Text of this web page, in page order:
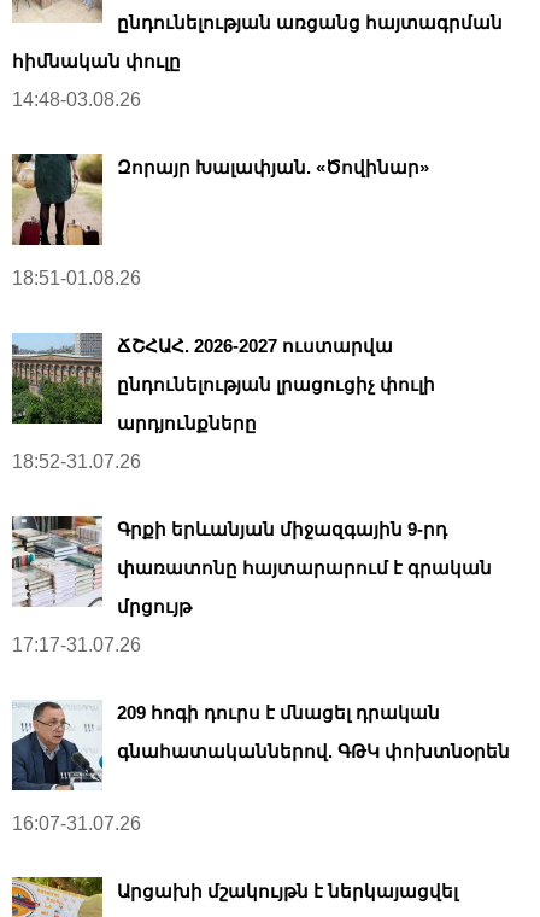
ընդունելության առցանց հայտագրման
հիմնական փուլը
14:48-03.08.26
Զորայր Խալափյան. «Ծովինար»
18:51-01.08.26
ՃՇՀԱՀ. 2026-2027 ուստարվա
ընդունելության լրացուցիչ փուլի
արդյունքները
18:52-31.07.26
Գրքի երևանյան միջազգային 9-րդ
փառատոնը հայտարարում է գրական
մրցույթ
17:17-31.07.26
209 հոգի դուրս է մնացել դրական
գնահատականներով. ԳԹԿ փոխտնօրեն
16:07-31.07.26
Արցախի մշակույթն է ներկայացվել